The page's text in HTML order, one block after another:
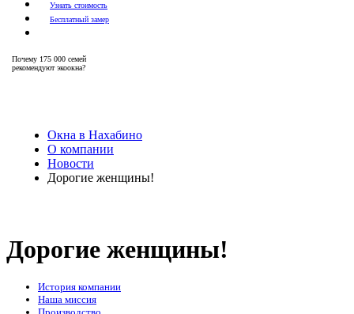
Узнать стоимость
Бесплатный замер
Почему 175 000 семей
рекомендуют экоокна?
Окна в Нахабино
О компании
Новости
Дорогие женщины!
Дорогие женщины!
История компании
Наша миссия